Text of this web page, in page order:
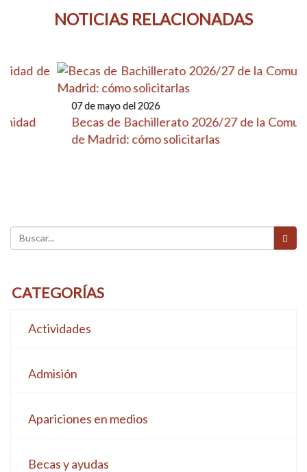
NOTICIAS RELACIONADAS
07 de mayo del 2026
Becas de Bachillerato 2026/27 de la Comunidad
de Madrid: cómo solicitarlas
CATEGORÍAS
Actividades
Admisión
Apariciones en medios
Becas y ayudas